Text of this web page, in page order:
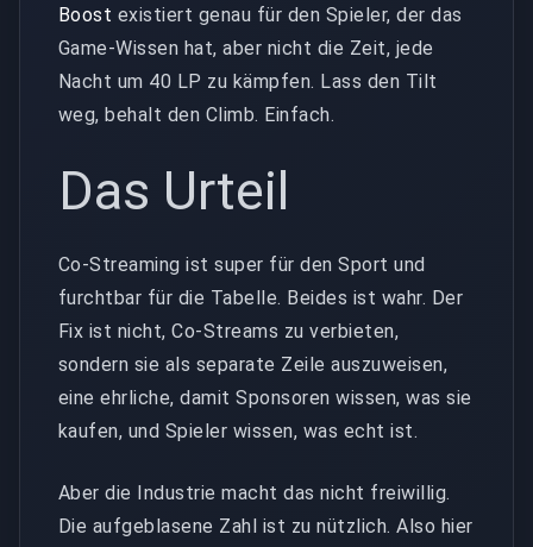
Boost existiert genau für den Spieler, der das
Game-Wissen hat, aber nicht die Zeit, jede
Nacht um 40 LP zu kämpfen. Lass den Tilt
weg, behalt den Climb. Einfach.
Das Urteil
Co-Streaming ist super für den Sport und
furchtbar für die Tabelle. Beides ist wahr. Der
Fix ist nicht, Co-Streams zu verbieten,
sondern sie als separate Zeile auszuweisen,
eine ehrliche, damit Sponsoren wissen, was sie
kaufen, und Spieler wissen, was echt ist.
Aber die Industrie macht das nicht freiwillig.
Die aufgeblasene Zahl ist zu nützlich. Also hier